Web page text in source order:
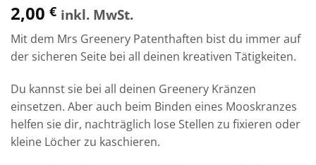
2,00 € inkl. MwSt.
Mit dem Mrs Greenery Patenthaften bist du immer auf
der sicheren Seite bei all deinen kreativen Tätigkeiten.
Du kannst sie bei all deinen Greenery Kränzen
einsetzen. Aber auch beim Binden eines Mooskranzes
helfen sie dir, nachträglich lose Stellen zu fixieren oder
kleine Löcher zu kaschieren.